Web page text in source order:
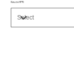
Keuze HFR: